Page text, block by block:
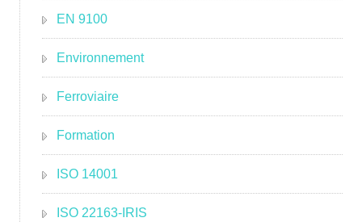
EN 9100
Environnement
Ferroviaire
Formation
ISO 14001
ISO 22163-IRIS